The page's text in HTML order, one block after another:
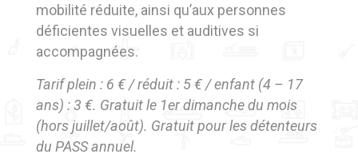
mobilité réduite, ainsi qu’aux personnes
déficientes visuelles et auditives si
accompagnées.
Tarif plein : 6 € / réduit : 5 € / enfant (4 – 17
ans) : 3 €. Gratuit le 1er dimanche du mois
(hors juillet/août). Gratuit pour les détenteurs
du PASS annuel.